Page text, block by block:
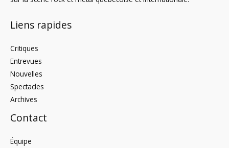
Liens rapides
Critiques
Entrevues
Nouvelles
Spectacles
Archives
Contact
Équipe